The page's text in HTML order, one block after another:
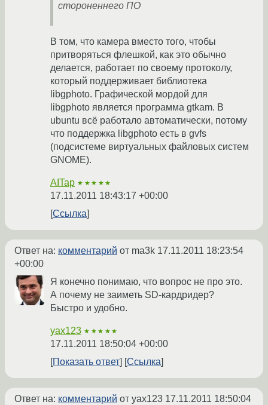
стороненнего ПО
В том, что камера вместо того, чтобы
притворяться флешкой, как это обычно
делается, работает по своему протоколу,
который поддерживает библиотека
libgphoto. Графической мордой для
libgphoto является программа gtkam. В
ubuntu всё работало автоматически, потому
что поддержка libgphoto есть в gvfs
(подсистеме виртуальных файловых систем
GNOME).
AITap ★★★★★
17.11.2011 18:43:17 +00:00
Ссылка
Ответ на: комментарий от ma3k 17.11.2011 18:23:54
+00:00
Я конечно понимаю, что вопрос не про это.
А почему не заиметь SD-кардридер?
Быстро и удобно.
yax123 ★★★★★
17.11.2011 18:50:04 +00:00
Показать ответ
Ссылка
Ответ на: комментарий от yax123 17.11.2011 18:50:04